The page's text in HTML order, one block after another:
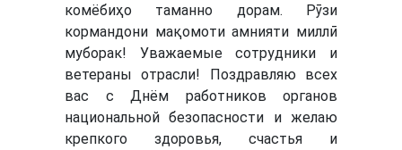
комёбиҳо таманно дорам. Рӯзи
кормандони мақомоти амнияти миллӣ
муборак! Уважаемые сотрудники и
ветераны отрасли! Поздравляю всех
вас с Днём работников органов
национальной безопасности и желаю
крепкого здоровья, счастья и